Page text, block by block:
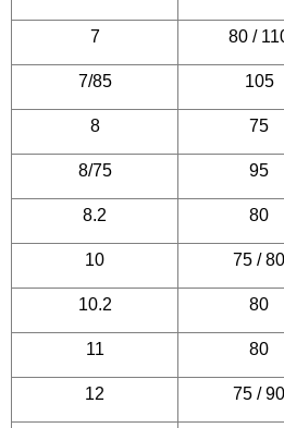
7 80 /
7/85 105
8 75
8/75 95
8.2 80
10 75 / 80
10.2 80
11 80
12 75 / 90